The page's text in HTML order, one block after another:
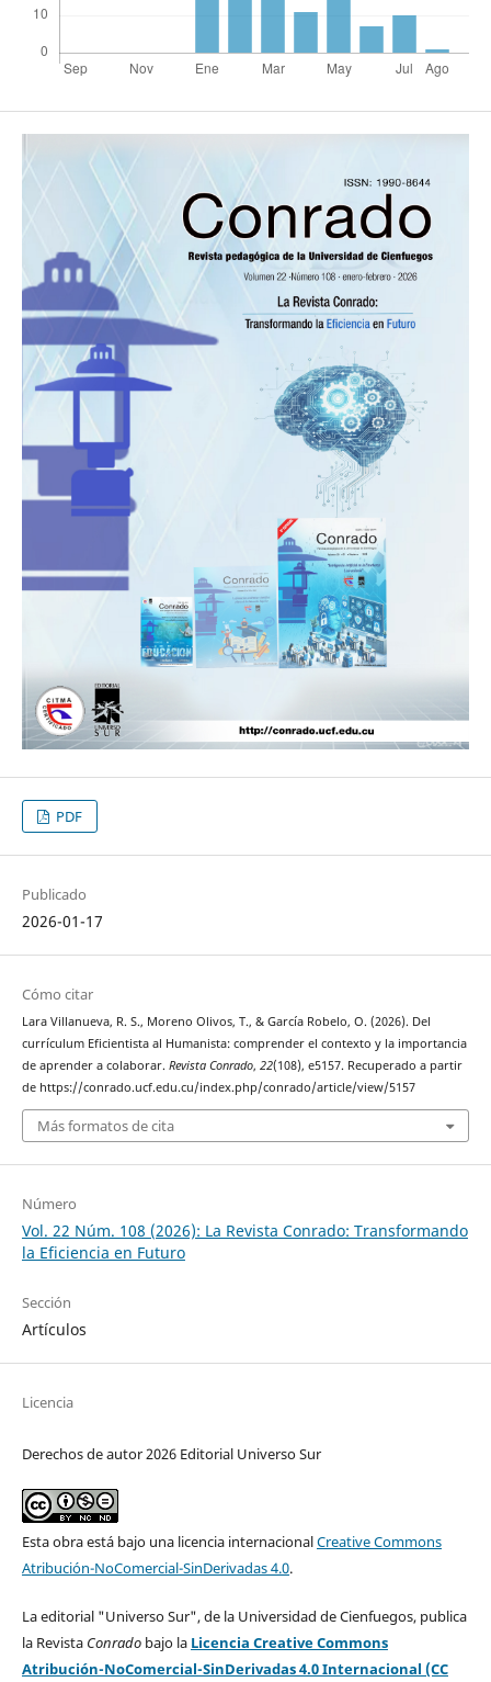
PDF
Publicado
2026-01-17
Cómo citar
Lara Villanueva, R. S., Moreno Olivos, T., & García Robelo, O. (2026). Del
currículum Eficientista al Humanista: comprender el contexto y la importancia
de aprender a colaborar. Revista Conrado, 22(108), e5157. Recuperado a partir
de https://conrado.ucf.edu.cu/index.php/conrado/article/view/5157
Más formatos de cita
Número
Vol. 22 Núm. 108 (2026): La Revista Conrado: Transformando
la Eficiencia en Futuro
Sección
Artículos
Licencia
Derechos de autor 2026 Editorial Universo Sur
Esta obra está bajo una licencia internacionalCreative Commons
Atribución-NoComercial-SinDerivadas 4.0.
La editorial "Universo Sur", de la Universidad de Cienfuegos, publica
la Revista Conradobajo la Licencia Creative Commons
Atribución-NoComercial-SinDerivadas 4.0 Internacional (CC